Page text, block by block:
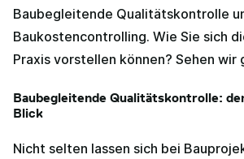
Baubegleitende Qualitätskontrolle
Baukostencontrolling. Wie Sie sich
Praxis vorstellen können? Sehen wir
Baubegleitende Qualitätskontrolle:
Blick
Nicht selten lassen sich bei